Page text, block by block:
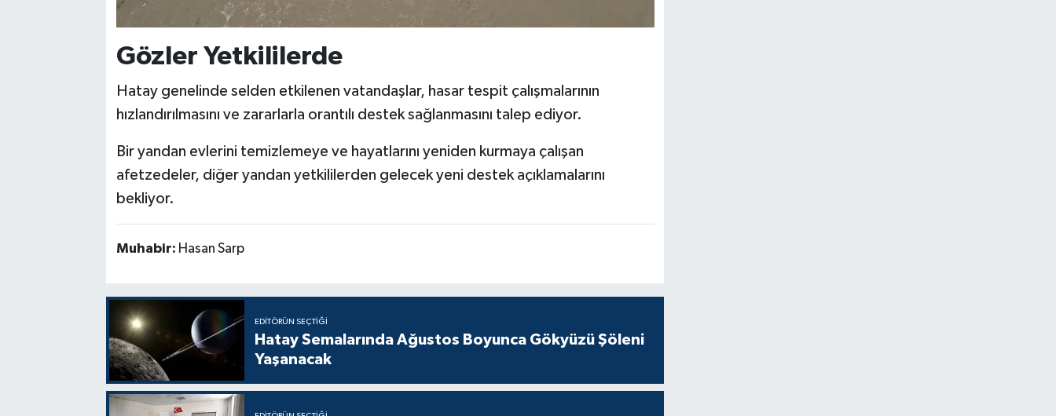
Gözler Yetkililerde
Hatay genelinde selden etkilenen vatandaşlar, hasar tespit çalışmalarının
hızlandırılmasını ve zararlarla orantılı destek sağlanmasını talep ediyor.
Bir yandan evlerini temizlemeye ve hayatlarını yeniden kurmaya çalışan
afetzedeler, diğer yandan yetkililerden gelecek yeni destek açıklamalarını
bekliyor.
Muhabir: Hasan Sarp
EDITÖRÜN SEÇTIĞI
Hatay Semalarında Ağustos Boyunca Gökyüzü Şöleni
Yaşanacak